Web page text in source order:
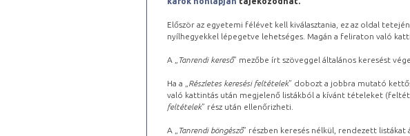
Először az egyetemi félévet kell kiválasztania, ez az oldal tetején
nyílhegyekkel lépegetve lehetséges. Magán a feliraton való
A „ Tanrendi kereső” mezőbe írt szöveggel általános keresést
Ha a „ Részletes keresési feltételek” dobozt a jobbra mutató
való kattintás után megjelenő listákból a kívánt tételeket
feltételek” rész után ellenőrizheti.
A „ Tanrendi böngésző” részben keresés nélkül, rendezett